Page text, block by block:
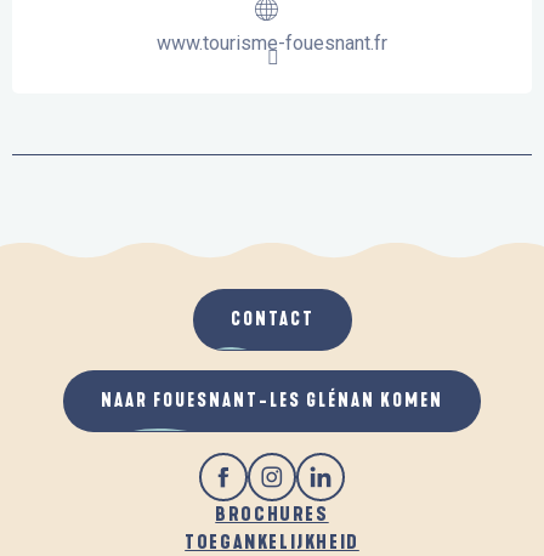
www.tourisme-fouesnant.fr
BROCHURES
TOEGANKELIJKHEID
CONTACT
NAAR FOUESNANT-LES GLÉNAN KOMEN